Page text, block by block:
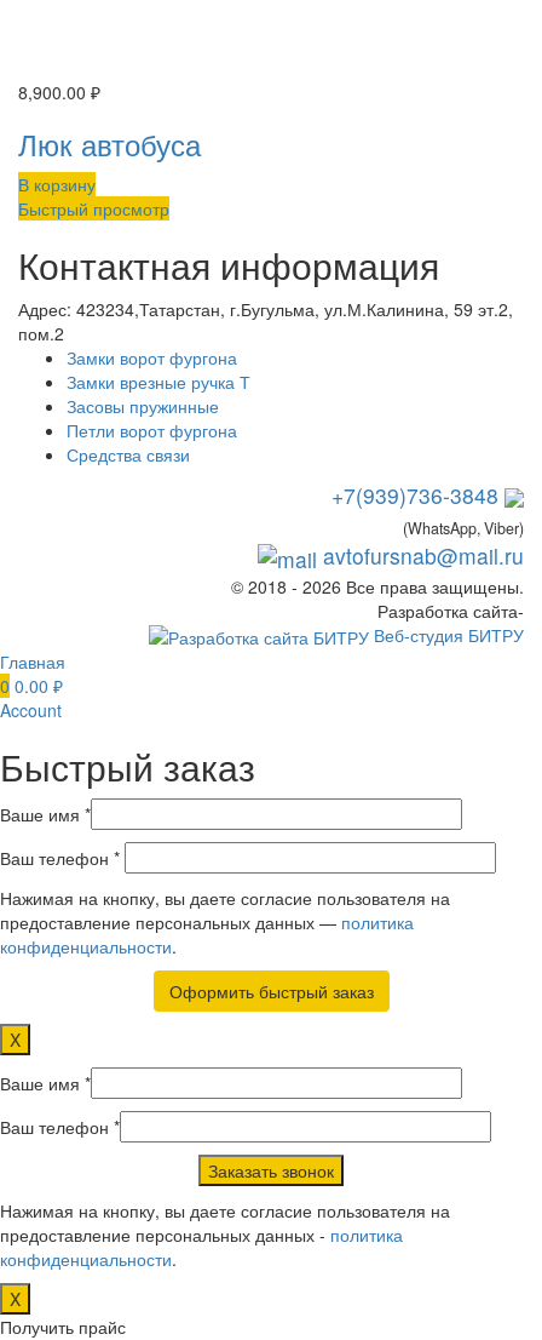
8,900.00 ₽
Люк автобуса
В корзину
Быстрый просмотр
Контактная информация
Адрес: 423234,Татарстан, г.Бугульма, ул.М.Калинина, 59 эт.2,
пом.2
Замки ворот фургона
Замки врезные ручка Т
Засовы пружинные
Петли ворот фургона
Средства связи
+7(939)736-3848
(WhatsApp, Viber)
avtofursnab@mail.ru
© 2018 - 2026 Все права защищены.
Разработка сайта-
Веб-студия БИТРУ
Главная
0 0.00 ₽
Account
Быстрый заказ
Ваше имя *
Ваш телефон *
Нажимая на кнопку, вы даете согласие пользователя на
предоставление персональных данных — политика
конфиденциальности.
X
Ваше имя *
Ваш телефон *
Нажимая на кнопку, вы даете согласие пользователя на
предоставление персональных данных - политика
конфиденциальности.
X
Получить прайс